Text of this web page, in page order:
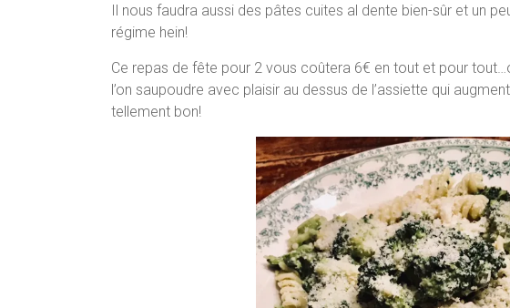
Il nous faudra aussi des pâtes cuites al dente bien-sûr et un
régime hein!
Ce repas de fête pour 2 vous coûtera 6€ en tout et pour
l’on saupoudre avec plaisir au dessus de l’assiette qui
tellement bon!